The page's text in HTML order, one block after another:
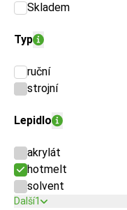
Skladem
Typ
ruční
strojní
Lepidlo
akrylát
hotmelt
solvent
Další1